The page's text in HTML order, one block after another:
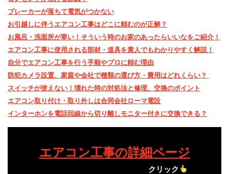
ブレーカーが落ちて電気がつかない
お引越しに伴うエアコン工事はどこに頼むのが正解？
お風呂・洗面所が寒い！そういう時のお家のあったらいいなをご紹介！
エアコン工事に使用される部材・道具を素人でもわかりやすく解説！
自分でエアコン工事を行う手順やプロに頼む理由
防犯カメラ設置、家庭や会社で種類の選び方・費用はどれくらい？
スイッチが使えない！壊れた時の対処法と修理、交換のポイント
エアコン取り付け・取り外しは合同会社ローマ電設
インターホンを電話回線から切り離しモニター付きに交換できる？
エアコン工事の詳細ページ
クリック